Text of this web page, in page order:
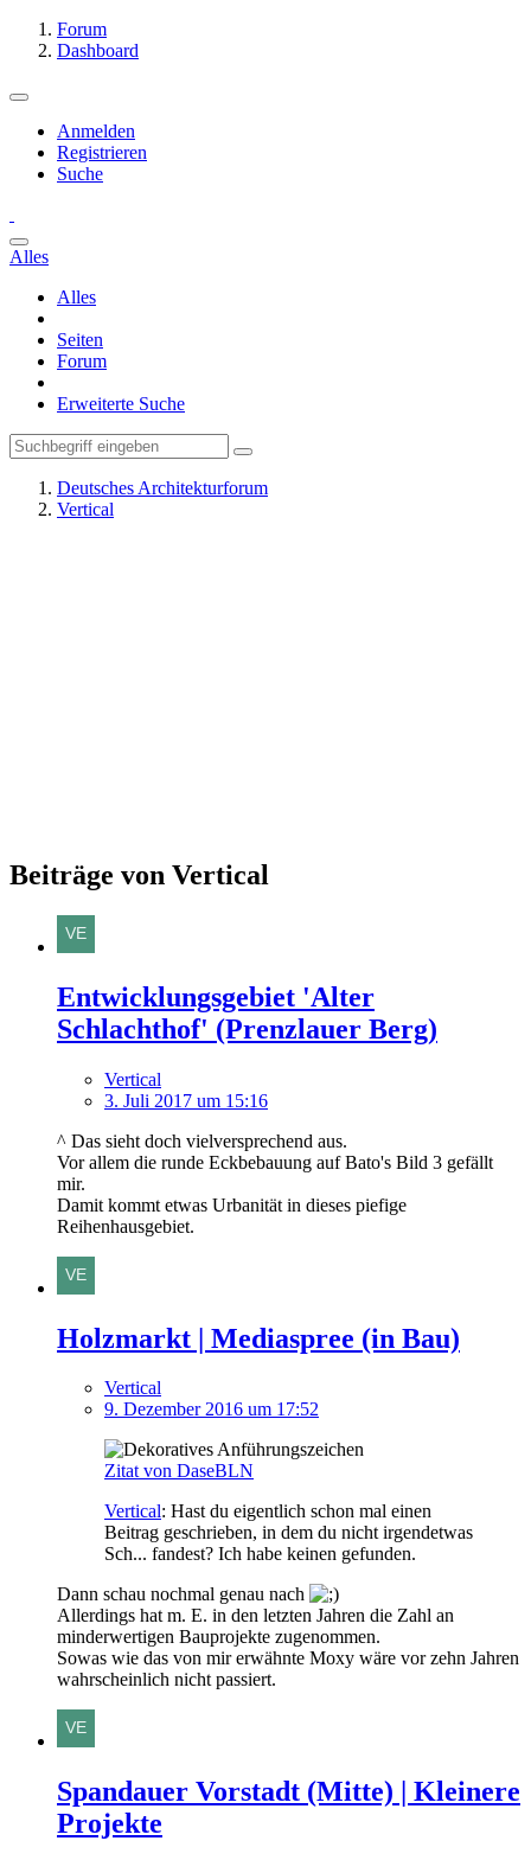
Forum
Dashboard
Anmelden
Registrieren
Suche
Alles
Alles
Seiten
Forum
Erweiterte Suche
Deutsches Architekturforum
Vertical
Beiträge von Vertical
Entwicklungsgebiet 'Alter
Schlachthof' (Prenzlauer Berg)
Vertical
3. Juli 2017 um 15:16
^ Das sieht doch vielversprechend aus.
Vor allem die runde Eckbebauung auf Bato's Bild 3 gefällt
mir.
Damit kommt etwas Urbanität in dieses piefige
Reihenhausgebiet.
Holzmarkt | Mediaspree (in Bau)
Vertical
9. Dezember 2016 um 17:52
Zitat von DaseBLN
Vertical: Hast du eigentlich schon mal einen
Beitrag geschrieben, in dem du nicht irgendetwas
Sch... fandest? Ich habe keinen gefunden.
Dann schau nochmal genau nach
Allerdings hat m. E. in den letzten Jahren die Zahl an
minderwertigen Bauprojekte zugenommen.
Sowas wie das von mir erwähnte Moxy wäre vor zehn Jahren
wahrscheinlich nicht passiert.
Spandauer Vorstadt (Mitte) | Kleinere
Projekte